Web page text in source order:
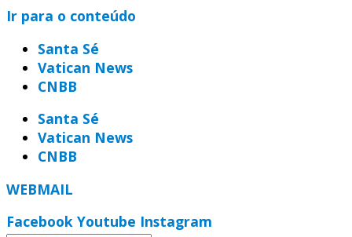
Ir para o conteúdo
Santa Sé
Vatican News
CNBB
Santa Sé
Vatican News
CNBB
WEBMAIL
Facebook Youtube Instagram